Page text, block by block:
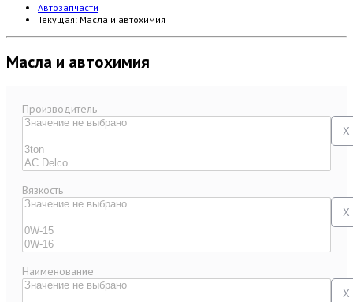
Автозапчасти
Текущая: Масла и автохимия
Масла и автохимия
Производитель
X
Вязкость
X
Наименование
X